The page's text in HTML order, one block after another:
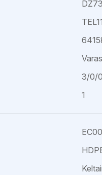
DZ73
3/0/
1